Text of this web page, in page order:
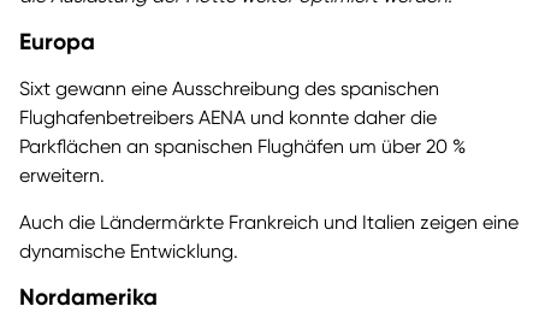
Europa
Sixt gewann eine Ausschreibung des spanischen
Flughafenbetreibers AENA und konnte daher die
Parkflächen an spanischen Flughäfen um über 20 %
erweitern.
Auch die Ländermärkte Frankreich und Italien zeigen eine
dynamische Entwicklung.
Nordamerika